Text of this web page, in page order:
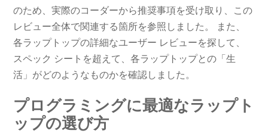
のため、実際のコーダーから推奨事項を受け取り、この
レビュー全体で関連する箇所を参照しました。 また、
各ラップトップの詳細なユーザー レビューを探して、
スペック シートを超えて、各ラップトップとの「生
活」がどのようなものかを確認しました。
プログラミングに最適なラップト
ップの選び方